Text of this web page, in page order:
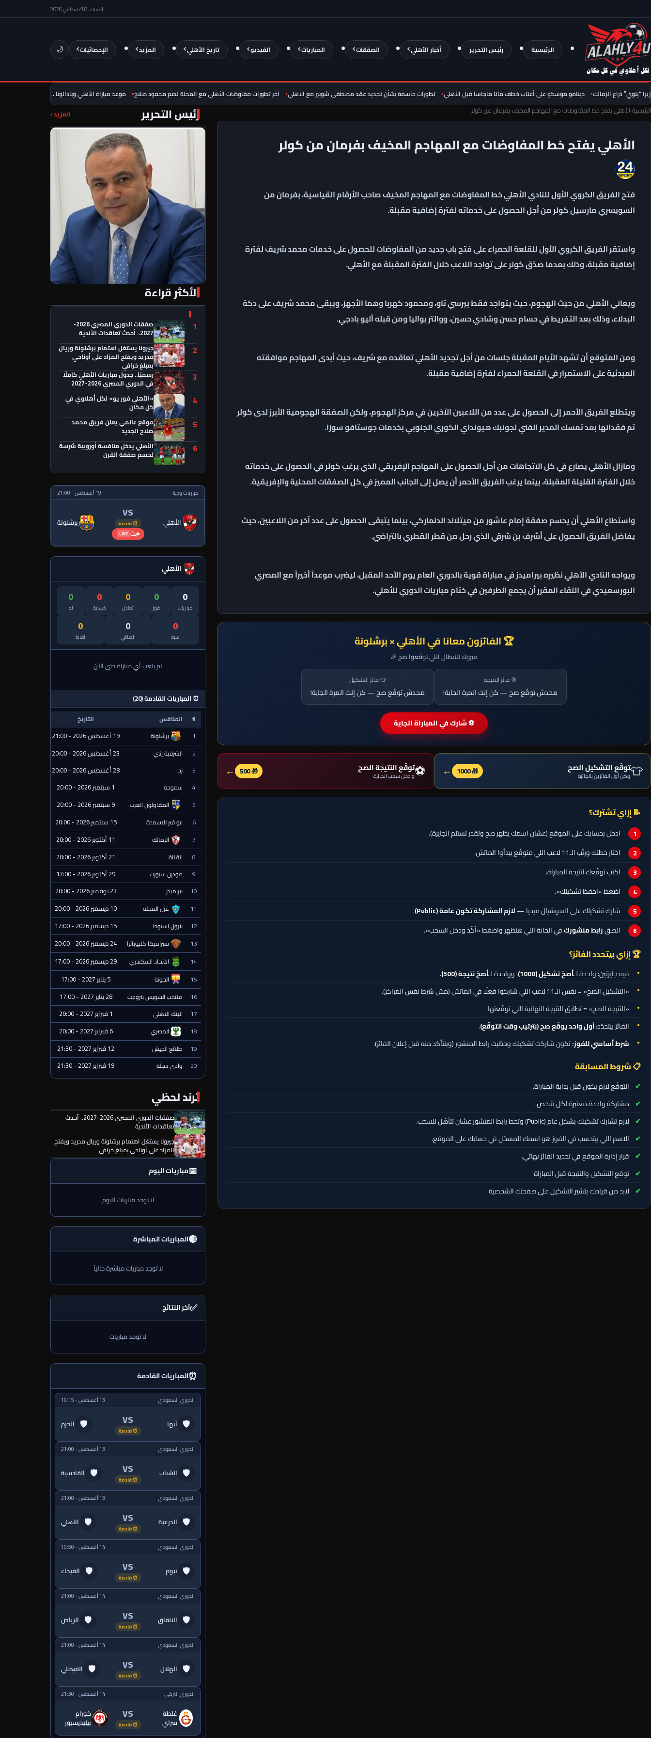
السبت، 8 أغسطس 2026
الرئيسية رئيس التحرير أخبار الأهلي الصفقات المباريات الفيديو تاريخ الأهلي المزيد الإحصائيات 🌙
ذراع الزمالك دينامو موسكو على أعتاب خطف ماتا ماجاسا قبل الأهلي تطورات حاسمة بشأن تجديد عقد مصطفى شوبير مع الاهلي آخر تطورات مفاوضات الأهلي مع المحلة لضم محمود صلاح
موعد مباراة الأهلي وبادالونا .. وإشادة تاريخية من النادي
الرئيسية›الأهلي يفتح خط المفاوضات مع المهاجم المخيف بفرمان من كولر
الأهلي يفتح خط المفاوضات مع المهاجم المخيف بفرمان من كولر
فتح الفريق الكروي الأول للنادي الأهلي خط المفاوضات مع المهاجم المخيف صاحب الأرقام القياسية، بفرمان من
السويسري مارسيل كولر من أجل الحصول على خدماته لفترة إضافية مقبلة.
واستقر الفريق الكروي الأول للقلعة الحمراء على فتح باب جديد من المفاوضات للحصول على خدمات محمد شريف لفترة
إضافية مقبلة، وذلك بعدما صدّق كولر على تواجد اللاعب خلال الفترة المقبلة مع الأهلي.
ويعاني الأهلي من حيث الهجوم، حيث يتواجد فقط بيرسي تاو، ومحمود كهربا وهما الأجهز، ويبقى محمد شريف على دكة
البدلاء، وذلك بعد التفريط في حسام حسن وشادي حسين، ووالتر بواليا ومن قبله أليو بادجي.
ومن المتوقع أن تشهد الأيام المقبلة جلسات من أجل تجديد الأهلي تعاقده مع شريف، حيث أبدى المهاجم موافقته
المبدئية على الاستمرار في القلعة الحمراء لفترة إضافية مقبلة.
ويتطلع الفريق الأحمر إلى الحصول على عدد من اللاعبين الآخرين في مركز الهجوم، ولكن الصفقة الهجومية الأبرز لدى كولر
تم فقدانها بعد تمسك المدير الفني لجونبك هيونداي الكوري الجنوبي بخدمات جوستافو سوزا.
ومازال الأهلي يصارع في كل الاتجاهات من أجل الحصول على المهاجم الإفريقي الذي يرغب كولر في الحصول على خدماته
خلال الفترة القليلة المقبلة، بينما يرغب الفريق الأحمر أن يصل إلى الجانب المميز في كل الصفقات المحلية والإفريقية.
واستطاع الأهلي أن يحسم صفقة إمام عاشور من ميتلاند الدنماركي، بينما يتبقى الحصول على عدد آخر من اللاعبين، حيث
يفاضل الفريق الحصول على أشرف بن شرقي الذي رحل من قطر القطري بالتراضي.
ويواجه النادي الأهلي نظيره بيراميدز في مباراة قوية بالدوري العام يوم الأحد المقبل، ليضرب موعداً أخيراً مع المصري
البورسعيدي في اللقاء المقرر أن يجمع الطرفين في ختام مباريات الدوري للأهلي.
🏆 الفائزون معانا في الأهلي × برشلونة
مبروك للأبطال اللي توقّعوا صح 🎉
🎯 فائز النتيجة
محدش توقّع صح — كن إنت المرة الجاية!
👕 فائز التشكيل
محدش توقّع صح — كن إنت المرة الجاية!
⚽ شارك في المباراة الجاية
👕توقّع التشكيل الصح
وكن أول الفائزين بالجائزة 🎁 1000
←
⚽توقّع النتيجة الصح
وادخل سحب الجائزة 🎁 500
←
📝 إزاي تشترك؟
ادخل بحسابك على الموقع (عشان اسمك يظهر صح وتقدر تستلم الجايزة).
اختار خطتك ورتّب الـ11 لاعب اللي متوقّع يبدأوا الماتش.
اكتب توقّعك لنتيجة المباراة.
اضغط «احفظ تشكيلك».
شارك تشكيلك على السوشيال ميديا —لازم المشاركة تكون عامة (Public)
.
الصقرابط منشوركفي الخانة اللي هتظهر واضغط «أكّد ودخل السحب».
🏆 إزاي بيتحدد الفائز؟
فيه جايزتين: واحدة لـأصحّ تشكيل(1000) ، وواحدة لـأصحّ نتيجة(500)
.
«التشكيل الصح» = نفس الـ11 لاعب اللي شاركوا فعلًا في الماتش (مش شرط نفس المراكز).
«النتيجة الصح» = تطابق النتيجة النهائية اللي توقّعتها.
الفائز بيتحدّد:أول واحد يوقّع صح (بترتيب وقت التوقّع).
شرط أساسي للفوز:تكون شاركت تشكيلك وحطّيت رابط المنشور (وبنتأكد منه قبل إعلان الفائز).
📋 شروط المسابقة
التوقّع لازم يكون قبل بداية المباراة.
مشاركة واحدة معتبرة لكل شخص.
لازم تشارك تشكيلك بشكل عام (Public) وتحط رابط المنشور عشان تتأهّل للسحب.
الاسم اللي بيتحسب في الفوز هو اسمك المسجّل في حسابك على الموقع.
قرار إدارة الموقع في تحديد الفائز نهائي.
توقع التشكيل والنتيجة قبل المباراة
لابد من قيامك بتشير التشكيل على صفحتك الشخصية
رئيس التحرير المزيد ‹
«الأهلي فور يو» لكل أهلاوي في كل مكان
الأكثر قراءة
1 صفقات الدوري المصري 2026-
2027.. أحدث تعاقدات الأندية
2 جيرونا يستغل اهتمام برشلونة وريال
مدريد ويفتح المزاد على أوناحي
بمبلغ خرافي
3 رسميًا.. جدول مباريات الأهلي كاملًا
في الدوري المصري 2026-2027
4 «الأهلي فور يو» لكل أهلاوي في
كل مكان
5 موقع عالمي يعلن فريق محمد
صلاح الجديد
6 الأهلي يدخل منافسة أوروبية شرسة
لحسم صفقة القرن
مباريات ودية 19 أغسطس - 21:00
الأهلي
VS
⏰ قادمة
بث LIVE
برشلونة
الأهلي
0
مباريات
0
فوز
0
تعادل
0
خسارة
0
له
0
عليه
0
الصافي
0
نقاط
لم يلعب أي مباراة حتى الآن
⏰ المباريات القادمة (20)
# المنافس التاريخ
1
برشلونة 19 أغسطس 2026 - 21:00
2 الشرقية إنبي 23 أغسطس 2026 - 20:00
3 زد 28 أغسطس 2026 - 20:00
4 سموحة 1 سبتمبر 2026 - 20:00
5 المقاولون العرب 9 سبتمبر 2026 - 20:00
6 ابو قير للاسمدة 15 سبتمبر 2026 - 20:00
7 الزمالك 11 أكتوبر 2026 - 20:00
8 القناة 21 أكتوبر 2026 - 20:00
9 مودرن سبورت 29 أكتوبر 2026 - 17:00
10 بيراميدز 23 نوفمبر 2026 - 20:00
11 غزل المحلة 10 ديسمبر 2026 - 20:00
12 بترول اسيوط 15 ديسمبر 2026 - 17:00
13 سيراميكا كليوباترا 24 ديسمبر 2026 - 20:00
14 الاتحاد السكندري 29 ديسمبر 2026 - 17:00
15 الجونة 5 يناير 2027 - 17:00
16 منتخب السويس بتروجت 28 يناير 2027 - 17:00
17 البنك الاهلي 1 فبراير 2027 - 20:00
18 المصري 6 فبراير 2027 - 20:00
19 طلائع الجيش 12 فبراير 2027 - 21:30
20 وادي دجلة 19 فبراير 2027 - 21:30
ترند لحظي
صفقات الدوري المصري 2026-2027.. أحدث
تعاقدات الأندية
جيرونا يستغل اهتمام برشلونة وريال مدريد ويفتح
المزاد على أوناحي بمبلغ خرافي
📅مباريات اليوم
لا توجد مباريات اليوم
🔴المباريات المباشرة
لا توجد مباريات مباشرة حالياً
✅آخر النتائج
لا توجد مباريات
⏰المباريات القادمة
الدوري السعودي 13 أغسطس - 19:15
🛡 أبها VS
⏰ قادمة
الحزم 🛡
الدوري السعودي 13 أغسطس - 21:00
🛡 الشباب VS
⏰ قادمة
القادسية 🛡
الدوري السعودي 13 أغسطس - 21:00
🛡 الدرعية VS
⏰ قادمة
الأهلي 🛡
الدوري السعودي 14 أغسطس - 19:50
🛡 نيوم VS
⏰ قادمة
الفيحاء 🛡
الدوري السعودي 14 أغسطس - 21:00
🛡 الاتفاق VS
⏰ قادمة
الرياض 🛡
الدوري السعودي 14 أغسطس - 21:00
🛡 الهلال VS
⏰ قادمة
الفيصلي 🛡
الدوري التركي 14 أغسطس - 21:30
غلطة
سراي
VS
⏰ قادمة
كورام
بيليديسبور